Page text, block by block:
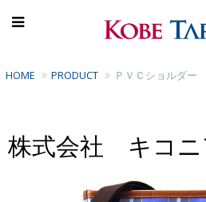
HOME PRODUCT ＰＶＣショルダー
株式会社 キコニ